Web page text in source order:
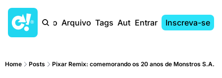
Início Arquivo Tags AutoresEntrar Inscreva-se
Home Posts Pixar Remix: comemorando os 20 anos de Monstros S.A.